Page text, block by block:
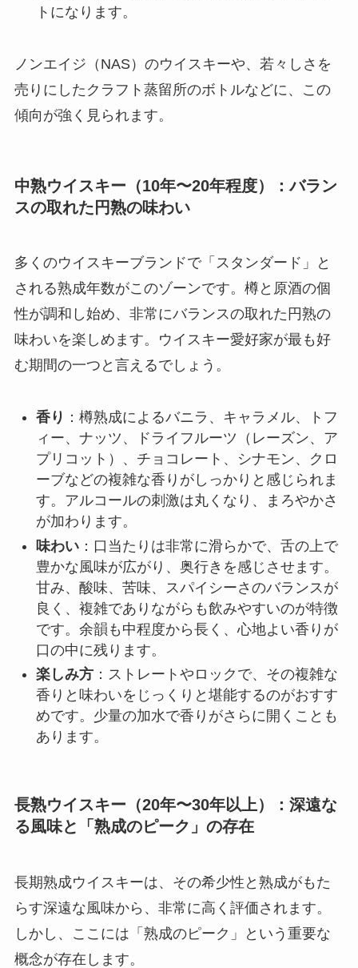
トになります。
ノンエイジ（NAS）のウイスキーや、若々しさを
売りにしたクラフト蒸留所のボトルなどに、この
傾向が強く見られます。
中熟ウイスキー（10年〜20年程度）：バラン
スの取れた円熟の味わい
多くのウイスキーブランドで「スタンダード」と
される熟成年数がこのゾーンです。樽と原酒の個
性が調和し始め、非常にバランスの取れた円熟の
味わいを楽しめます。ウイスキー愛好家が最も好
む期間の一つと言えるでしょう。
香り ：樽熟成によるバニラ、キャラメル、トフ
ィー、ナッツ、ドライフルーツ（レーズン、ア
プリコット）、チョコレート、シナモン、クロ
ーブなどの複雑な香りがしっかりと感じられま
す。アルコールの刺激は丸くなり、まろやかさ
が加わります。
味わい：口当たりは非常に滑らかで、舌の上で
豊かな風味が広がり、奥行きを感じさせます。
甘み、酸味、苦味、スパイシーさのバランスが
良く、複雑でありながらも飲みやすいのが特徴
です。余韻も中程度から長く、心地よい香りが
口の中に残ります。
楽しみ方：ストレートやロックで、その複雑な
香りと味わいをじっくりと堪能するのがおすす
めです。少量の加水で香りがさらに開くことも
あります。
長熟ウイスキー（20年〜30年以上）：深遠な
る風味と「熟成のピーク」の存在
長期熟成ウイスキーは、その希少性と熟成がもた
らす深遠な風味から、非常に高く評価されます。
しかし、ここには「熟成のピーク」という重要な
概念が存在します。